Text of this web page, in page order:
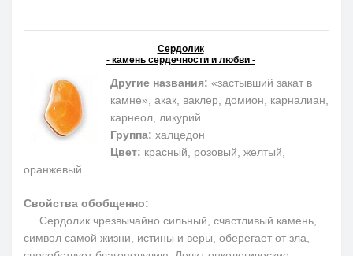
Сердолик
- камень сердечности и любви -
Другие названия: «застывший закат в
камне», акак, ваклер, домион, карналиан,
карнеол, ликурий
Группа: халцедон
Цвет: красный, розовый, желтый,
оранжевый
Свойства обобщенно:
Сердолик чрезвычайно сильный, счастливый камень,
символ самой жизни, истины и веры, оберегает от зла,